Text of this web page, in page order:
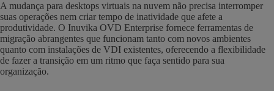
A mudança para desktops virtuais na nuvem não precisa interromper
suas operações nem criar tempo de inatividade que afete a
produtividade. O Inuvika OVD Enterprise fornece ferramentas de
migração abrangentes que funcionam tanto com novos ambientes
quanto com instalações de VDI existentes, oferecendo a flexibilidade
de fazer a transição em um ritmo que faça sentido para sua
organização.